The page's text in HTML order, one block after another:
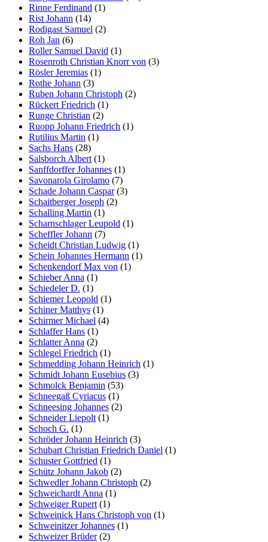
Rinne Ferdinand (1)
Rist Johann (14)
Rodigast Samuel (2)
Roh Jan (6)
Roller Samuel David (1)
Rosenroth Christian Knorr von (3)
Rösler Jeremias (1)
Rothe Johann (3)
Ruben Johann Christoph (2)
Rückert Friedrich (1)
Runge Christian (2)
Ruopp Johann Friedrich (1)
Rutilius Martin (1)
Sachs Hans (28)
Salsborch Albert (1)
Sanffdorffer Johannes (1)
Savonarola Girolamo (7)
Schade Johann Caspar(3)
Schaitberger Joseph (2)
Schalling Martin (1)
Scharnschlager Leupold (1)
Scheffler Johann (7)
Scheidt Christian Ludwig (1)
Schein Johannes Hermann (1)
Schenkendorf Max von (1)
Schieber Anna (1)
Schiedeler D. (1)
Schiemer Leopold (1)
Schiner Matthys (1)
Schirmer Michael (4)
Schlaffer Hans (1)
Schlatter Anna (2)
Schlegel Friedrich (1)
Schmedding Johann Heinrich (1)
Schmidt Johann Eusebius (3)
Schmolck Benjamin (53)
Schneegaß Cyriacus (1)
Schneesing Johannes (2)
Schneider Liepolt (1)
Schoch G. (1)
Schröder Johann Heinrich (3)
Schubart Christian Friedrich Daniel (1)
Schuster Gottfried (1)
Schütz Johann Jakob (2)
Schwedler Johann Christoph (2)
Schweichardt Anna (1)
Schweiger Rupert (1)
Schweinick Hans Christoph von (1)
Schweinitzer Johannes (1)
Schweizer Brüder(2)